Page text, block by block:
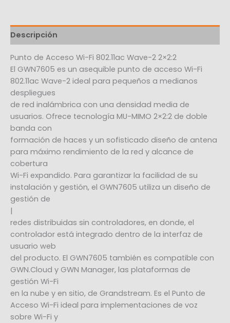
Descripción
Punto de Acceso Wi-Fi 802.11ac Wave-2 2×2:2
El GWN7605 es un asequible punto de acceso Wi-Fi
802.11ac Wave-2 ideal para pequeños a medianos
despliegues
de red inalámbrica con una densidad media de
usuarios. Ofrece tecnología MU-MIMO 2×2:2 de doble
banda con
formación de haces y un sofisticado diseño de antena
para máximo rendimiento de la red y alcance de
cobertura
Wi-Fi expandido. Para garantizar la facilidad de su
instalación y gestión, el GWN7605 utiliza un diseño de
gestión de
|
redes distribuidas sin controladores, en donde, el
controlador está integrado dentro de la interfaz de
usuario web
del producto. El GWN7605 también es compatible con
GWN.Cloud y GWN Manager, las plataformas de
gestión Wi-Fi
en la nube y en sitio, de Grandstream. Es el Punto de
Acceso Wi-Fi ideal para implementaciones de voz
sobre Wi-Fi y